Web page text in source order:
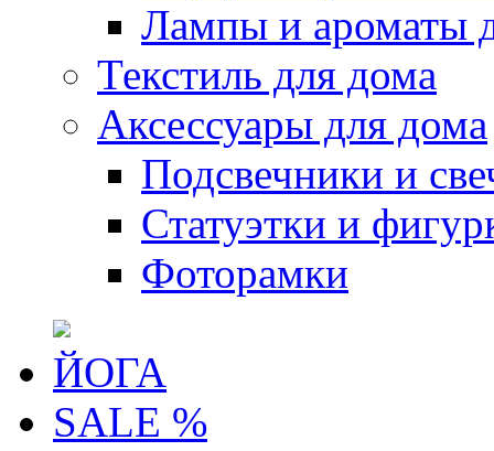
Лампы и ароматы
Текстиль для дома
Аксессуары для дома
Подсвечники и
Статуэтки и
Фоторамки
ЙОГА
SALE %